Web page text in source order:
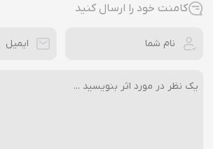
کامنت خود را ارسال کنید